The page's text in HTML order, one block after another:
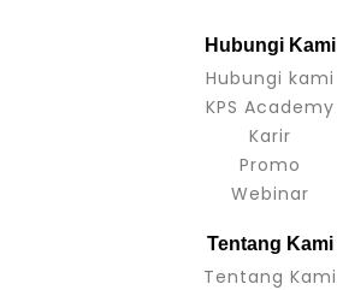
Hubungi Kami
Hubungi kami
KPS Academy
Karir
Promo
Webinar
Tentang Kami
Tentang Kami